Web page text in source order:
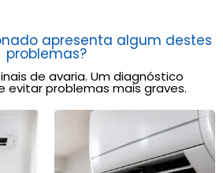
apresenta algum destes
problemas?
de avaria. Um diagnóstico
problemas mais graves.